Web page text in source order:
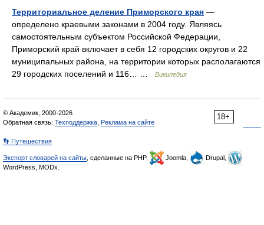
Территориальное деление Приморского края —
определено краевыми законами в 2004 году. Являясь
самостоятельным субъектом Российской Федерации,
Приморский край включает в себя 12 городских округов и 22
муниципальных района, на территории которых располагаются
29 городских поселений и 116… …
Википедия
18+
© Академик, 2000-2026
Обратная связь: Техподдержка Реклама на сайте
👣 Путешествия
Экспорт словарей на сайты , сделанные на PHP, Joomla,
Drupal,
WordPress, MODx.